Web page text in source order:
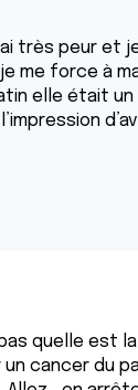
très peur et
me force à
elle était un
quelle est
cancer du